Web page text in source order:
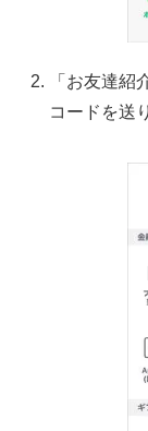
「お友達紹
コードを送